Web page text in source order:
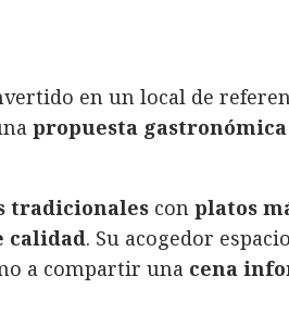
en un local de
propuesta gastronómica
tradicionales con platos
calidad. Su acogedor
a compartir una cena